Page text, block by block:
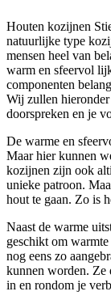
Houten kozijnen
natuurlijke type
mensen heel van
warm en sfeervol
componenten
Wij zullen
doorspreken en je
De warme en
Maar hier kunnen
kozijnen zijn ook
unieke patroon.
hout te gaan. Zo is
Naast de warme
geschikt om
nog eens zo
kunnen worden. Ze
in en rondom je